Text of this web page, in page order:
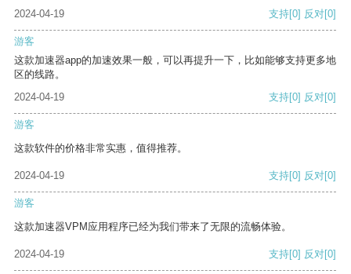
2024-04-19 支持[0] 反对[0]
游客
这款加速器app的加速效果一般，可以再提升一下，比如能够支持更多地
区的线路。
2024-04-19
支持[0] 反对[0]
游客
这款软件的价格非常实惠，值得推荐。
2024-04-19 支持[0] 反对[0]
游客
这款加速器VPM应用程序已经为我们带来了无限的流畅体验。
2024-04-19 支持[0] 反对[0]